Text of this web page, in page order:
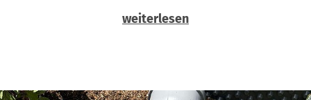
weiterlesen